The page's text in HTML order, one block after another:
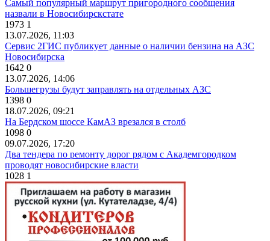
Самый популярный маршрут пригородного сообщения
назвали в Новосибирскстате
1973 1
13.07.2026, 11:03
Сервис 2ГИС публикует данные о наличии бензина на АЗС
Новосибирска
1642 0
13.07.2026, 14:06
Большегрузы будут заправлять на отдельных АЗС
1398 0
18.07.2026, 09:21
На Бердском шоссе КамАЗ врезался в столб
1098 0
09.07.2026, 17:20
Два тендера по ремонту дорог рядом с Академгородком
проводят новосибирские власти
1028 1